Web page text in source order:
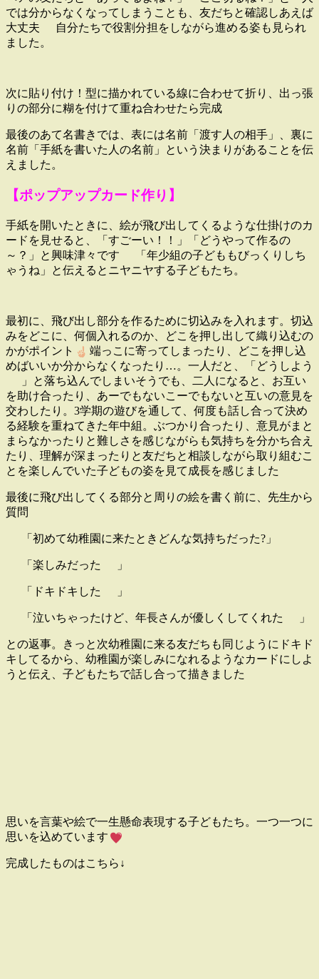
では分からなくなってしまうことも、友だちと確認しあえば
大丈夫
自分たちで役割分担をしながら進める姿も見られ
ました。
次に貼り付け！型に描かれている線に合わせて折り、出っ張
りの部分に糊を付けて重ね合わせたら完成
最後のあて名書きでは、表には名前「渡す人の相手」、裏に
名前「手紙を書いた人の名前」という決まりがあることを伝
えました。
【ポップアップカード作り】
手紙を開いたときに、絵が飛び出してくるような仕掛けのカ
ードを見せると、「すごーい！！」「どうやって作るの
～？」と興味津々です
「年少組の子どももびっくりしち
ゃうね」と伝えるとニヤニヤする子どもたち。
最初に、飛び出し部分を作るために切込みを入れます。切込
みをどこに、何個入れるのか、どこを押し出して織り込むの
かがポイント
端っこに寄ってしまったり、どこを押し込
めばいいか分からなくなったり…。一人だと、「どうしよう
」と落ち込んでしまいそうでも、二人になると、お互い
を助け合ったり、あーでもないこーでもないと互いの意見を
交わしたり。 3学期の遊びを通して、何度も話し合って決め
る経験を重ねてきた年中組。ぶつかり合ったり、意見がまと
まらなかったりと難しさを感じながらも気持ちを分かち合え
たり、理解が深まったりと友だちと相談しながら取り組むこ
とを楽しんでいた子どもの姿を見て成長を感じました
最後に飛び出してくる部分と周りの絵を書く前に、先生から
質問
「初めて幼稚園に来たときどんな気持ちだった?」
「楽しみだった 」
「ドキドキした 」
「泣いちゃったけど、年長さんが優しくしてくれた 」
との返事。きっと次幼稚園に来る友だちも同じようにドキド
キしてるから、幼稚園が楽しみになれるようなカードにしよ
うと伝え、子どもたちで話し合って描きました
思いを言葉や絵で一生懸命表現する子どもたち。一つ一つに
思いを込めています
完成したものはこちら↓